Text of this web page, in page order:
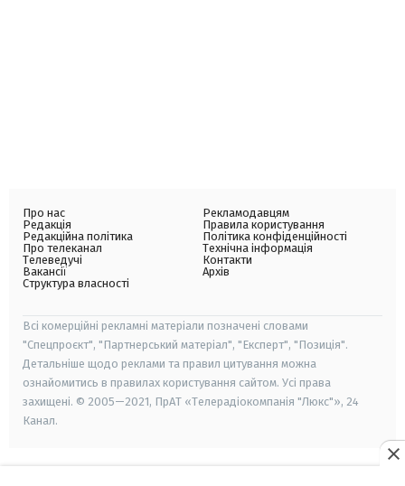
Про нас
Редакція
Редакційна політика
Про телеканал
Телеведучі
Вакансії
Структура власності
Рекламодавцям
Правила користування
Політика конфіденційності
Технічна інформація
Контакти
Архів
Всі комерційні рекламні матеріали позначені словами
"Спецпроєкт", "Партнерський матеріал", "Експерт", "Позиція".
Детальніше щодо реклами та правил цитування можна
ознайомитись в правилах користування сайтом. Усі права
захищені. © 2005—2021, ПрАТ «Телерадіокомпанія "Люкс"», 24
Канал.